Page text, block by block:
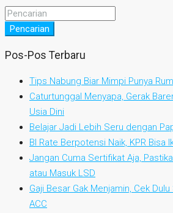
Pencarian
Pos-Pos Terbaru
Tips Nabung Biar Mimpi Punya
Caturtunggal Menyapa, Gerak
Usia Dini
Belajar Jadi Lebih Seru dengan
BI Rate Berpotensi Naik, KPR Bisa
Jangan Cuma Sertifikat Aja,
atau Masuk LSD
Gaji Besar Gak Menjamin, Cek Dulu
ACC